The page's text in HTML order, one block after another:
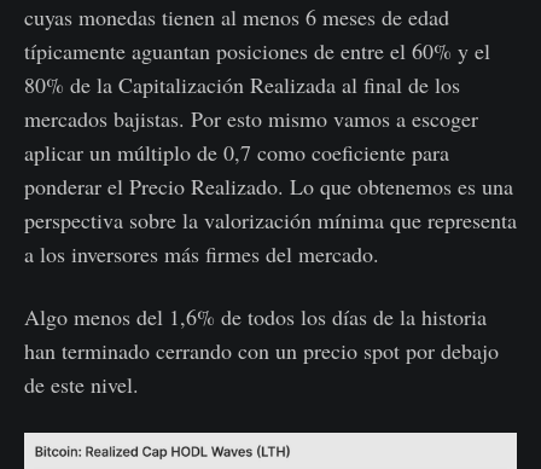
cuyas monedas tienen al menos 6 meses de edad
típicamente aguantan posiciones de entre el 60% y el
80% de la Capitalización Realizada al final de los
mercados bajistas. Por esto mismo vamos a escoger
aplicar un múltiplo de 0,7 como coeficiente para
ponderar el Precio Realizado. Lo que obtenemos es una
perspectiva sobre la valorización mínima que representa
a los inversores más firmes del mercado.
Algo menos del 1,6% de todos los días de la historia
han terminado cerrando con un precio spot por debajo
de este nivel.